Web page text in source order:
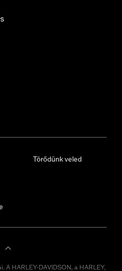
Törődünk veled
HARLEY-DAVIDSON, a HARLEY,